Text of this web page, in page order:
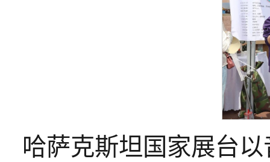
哈萨克斯坦国家展台